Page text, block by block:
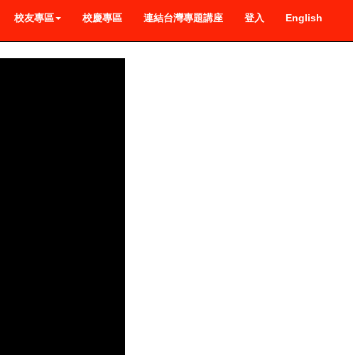
校友專區 校慶專區 連結台灣專題講座 登入 English